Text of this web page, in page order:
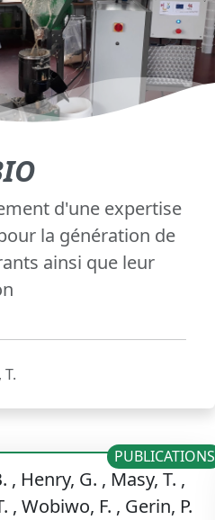
d'une expertise
la génération de
ainsi que leur
T.
, Henry, G. , Masy, T. ,
, Wobiwo, F. , Gerin, P.
PUBLICATIONS